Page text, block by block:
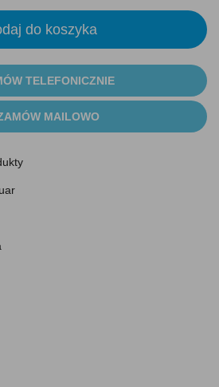
do koszyka
TELEFONICZNIE
MAILOWO